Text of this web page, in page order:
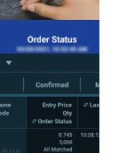
Mereka Yang